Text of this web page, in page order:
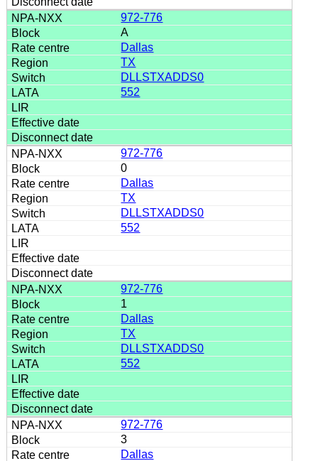
972-776
A
Dallas
TX
DLLSTXADDS0
552
972-776
0
Dallas
TX
DLLSTXADDS0
552
972-776
1
Dallas
TX
DLLSTXADDS0
552
972-776
3
Dallas